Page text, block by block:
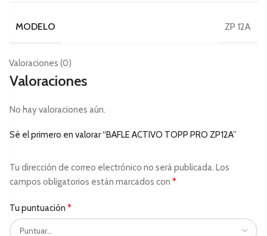
MODELO ZP 12A
Valoraciones (0)
Valoraciones
No hay valoraciones aún.
Sé el primero en valorar “BAFLE ACTIVO TOPP PRO ZP12A”
Tu dirección de correo electrónico no será publicada. Los
campos obligatorios están marcados con *
Tu puntuación *